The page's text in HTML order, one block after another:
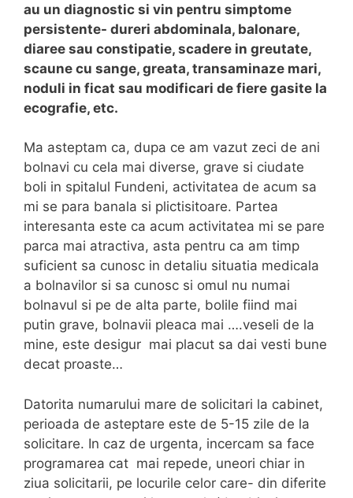
au un diagnostic si vin pentru simptome
persistente- dureri abdominala, balonare,
diaree sau constipatie, scadere in greutate,
scaune cu sange, greata, transaminaze mari,
noduli in ficat sau modificari de fiere gasite la
ecografie, etc.
Ma asteptam ca, dupa ce am vazut zeci de ani
bolnavi cu cela mai diverse, grave si ciudate
boli in spitalul Fundeni, activitatea de acum sa
mi se para banala si plictisitoare. Partea
interesanta este ca acum activitatea mi se pare
parca mai atractiva, asta pentru ca am timp
suficient sa cunosc in detaliu situatia medicala
a bolnavilor si sa cunosc si omul nu numai
bolnavul si pe de alta parte, bolile fiind mai
putin grave, bolnavii pleaca mai ….veseli de la
mine, este desigur mai placut sa dai vesti bune
decat proaste…
Datorita numarului mare de solicitari la cabinet,
perioada de asteptare este de 5-15 zile de la
solicitare. In caz de urgenta, incercam sa face
programarea cat mai repede, uneori chiar in
ziua solicitarii, pe locurile celor care- din diferite